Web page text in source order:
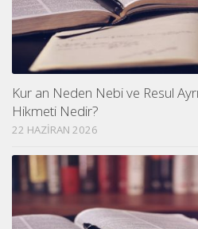
Kur an Neden Nebi ve Resul
Hikmeti Nedir?
22 HAZIRAN 2026